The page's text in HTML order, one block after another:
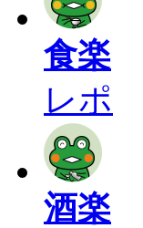
食楽
レポ
酒楽